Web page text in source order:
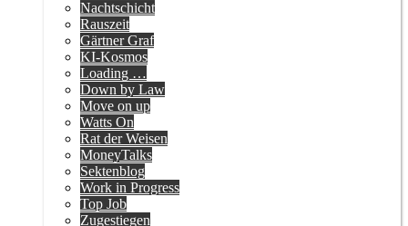
Nachtschicht
Rauszeit
Gärtner Graf
KI-Kosmos
Loading …
Down by Law
Move on up
Watts On
Rat der Weisen
MoneyTalks
Sektenblog
Work in Progress
Top Job
Zugestiegen